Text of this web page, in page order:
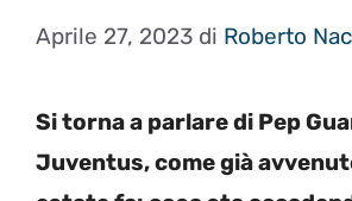
Aprile 27, 2023 di Roberto
Si torna a parlare di Pep
Juventus, come già